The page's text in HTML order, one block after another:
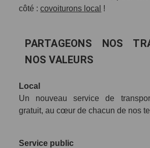
côté :covoiturons local !
PARTAGEONS NOS
NOS VALEURS
Local
Un nouveau service de
gratuit, au cœur de chacun de nos
Service public